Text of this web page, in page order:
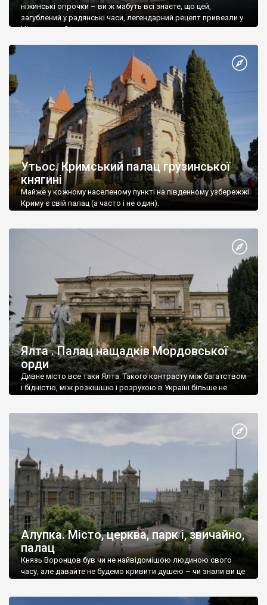
ніжинські огірочки – ви ж мабуть всі знаєте, що цей,
загублений у радянські часи, легендарний рецепт привезли у
Ніжин греки?
Утьос. Кримський палац грузинської
княгині
Майже у кожному населеному пункті на південному узбережжі
Криму є свій палац (а часто і не один).
Ялта . Палац нащадків Мордовської
орди
Дивне місто все таки Ялта. Такого контрасту між багатством
і бідністю, між розкішшю і розрухою в Україні більше не
Алупка. Місто, церква, парк і, звичайно,
палац
Князь Воронцов був чи не найвідомішою людиною свого
часу, але давайте не будемо кривити душею – чи знали ви це